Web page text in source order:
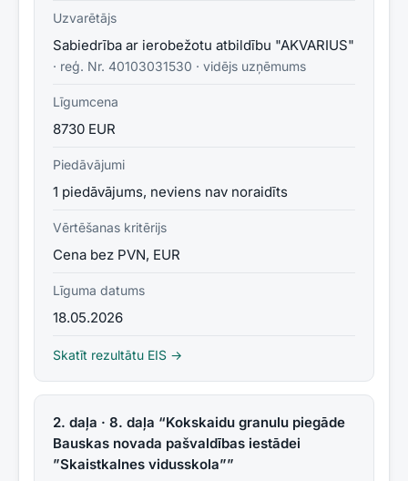
Uzvarētājs
Sabiedrība ar ierobežotu atbildību "AKVARIUS"
· reģ. Nr. 40103031530 · vidējs uzņēmums
Līgumcena
8730 EUR
Piedāvājumi
1 piedāvājums, neviens nav noraidīts
Vērtēšanas kritērijs
Cena bez PVN, EUR
Līguma datums
18.05.2026
Skatīt rezultātu EIS →
2. daļa · 8. daļa “Kokskaidu granulu piegāde
Bauskas novada pašvaldības iestādei
”Skaistkalnes vidusskola””